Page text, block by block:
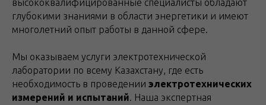
высококвалифицированные специалисты обладают
глубокими знаниями в области энергетики и имеют
многолетний опыт работы в данной сфере.
Мы оказываем услуги электротехнической
лаборатории по всему Казахстану, где есть
необходимость в проведении электротехнических
измерений и испытаний. Наша экспертная